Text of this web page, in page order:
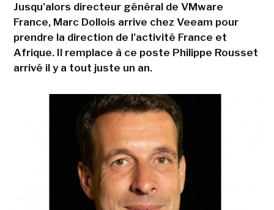
Jusqu'alors directeur général de VMware
France, Marc Dollois arrive chez Veeam pour
prendre la direction de l'activité France et
Afrique. Il remplace à ce poste Philippe Rousset
arrivé il y a tout juste un an.